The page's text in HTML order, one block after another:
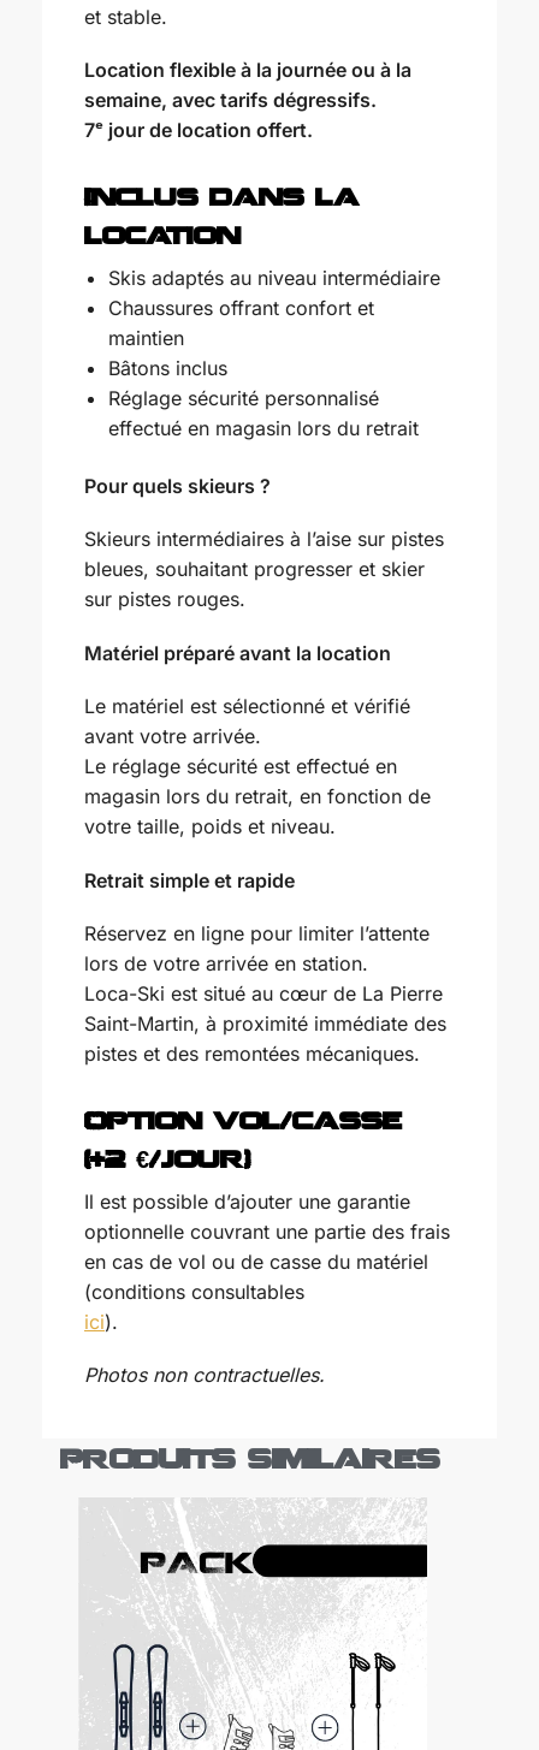
et stable.
Location flexible à la journée ou à la
semaine, avec tarifs dégressifs.
7ᵉ jour de location offert.
Inclus dans la
location
Skis adaptés au niveau intermédiaire
Chaussures offrant confort et
maintien
Bâtons inclus
Réglage sécurité personnalisé
effectué en magasin lors du retrait
Pour quels skieurs ?
Skieurs intermédiaires à l’aise sur pistes
bleues, souhaitant progresser et skier
sur pistes rouges.
Matériel préparé avant la location
Le matériel est sélectionné et vérifié
avant votre arrivée.
Le réglage sécurité est effectué en
magasin lors du retrait, en fonction de
votre taille, poids et niveau.
Retrait simple et rapide
Réservez en ligne pour limiter l’attente
lors de votre arrivée en station.
Loca-Ski est situé au cœur de La Pierre
Saint-Martin, à proximité immédiate des
pistes et des remontées mécaniques.
Option vol/casse
(+2 €/jour)
Il est possible d’ajouter une garantie
optionnelle couvrant une partie des frais
en cas de vol ou de casse du matériel
(conditions consultables
ici).
Photos non contractuelles.
Produits similaires